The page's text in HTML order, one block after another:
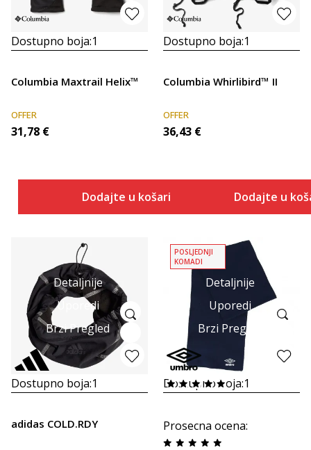
Dostupno boja:1
Columbia Maxtrail Helix™
OFFER
31,78 €
Dodajte u košaricu
Dostupno boja:1
Columbia Whirlibird™ II
OFFER
36,43 €
Dodajte u
Detaljnije
Uporedi
Brzi Pregled
Dostupno boja:1
adidas COLD.RDY
Detaljnije
Uporedi
Brzi Pregled
POSLJEDNJI
KOMADI
Dostupno boja:1
Prosecna ocena: